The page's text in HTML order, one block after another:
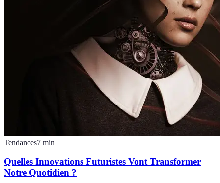
Tendances7 min
Quelles Innovations Futuristes Vont Transformer
Notre Quotidien ?